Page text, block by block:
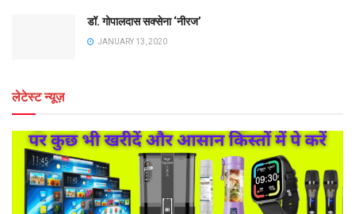
डॉ. गोपालदास सक्सेना ‘नीरज’
JANUARY 13, 2020
लेटेस्ट न्यूज़